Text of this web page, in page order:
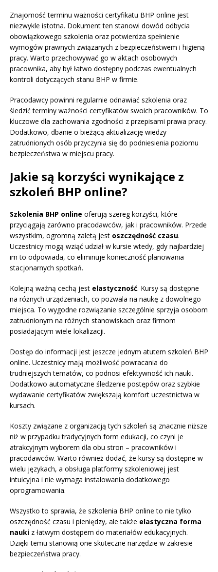
Znajomość terminu ważności certyfikatu BHP online jest
niezwykle istotna. Dokument ten stanowi dowód odbycia
obowiązkowego szkolenia oraz potwierdza spełnienie
wymogów prawnych związanych z bezpieczeństwem i higieną
pracy. Warto przechowywać go w aktach osobowych
pracownika, aby był łatwo dostępny podczas ewentualnych
kontroli dotyczących stanu BHP w firmie.
Pracodawcy powinni regularnie odnawiać szkolenia oraz
śledzić terminy ważności certyfikatów swoich pracowników. To
kluczowe dla zachowania zgodności z przepisami prawa pracy.
Dodatkowo, dbanie o bieżącą aktualizację wiedzy
zatrudnionych osób przyczynia się do podniesienia poziomu
bezpieczeństwa w miejscu pracy.
Jakie są korzyści wynikające z
szkoleń BHP online?
Szkolenia BHP online oferują szereg korzyści, które
przyciągają zarówno pracodawców, jak i pracowników. Przede
wszystkim, ogromną zaletą jest oszczędność czasu.
Uczestnicy mogą wziąć udział w kursie wtedy, gdy najbardziej
im to odpowiada, co eliminuje konieczność planowania
stacjonarnych spotkań.
Kolejną ważną cechą jest elastyczność. Kursy są dostępne
na różnych urządzeniach, co pozwala na naukę z dowolnego
miejsca. To wygodne rozwiązanie szczególnie sprzyja osobom
zatrudnionym na różnych stanowiskach oraz firmom
posiadającym wiele lokalizacji.
Dostęp do informacji jest jeszcze jednym atutem szkoleń BHP
online. Uczestnicy mają możliwość powracania do
trudniejszych tematów, co podnosi efektywność ich nauki.
Dodatkowo automatyczne śledzenie postępów oraz szybkie
wydawanie certyfikatów zwiększają komfort uczestnictwa w
kursach.
Koszty związane z organizacją tych szkoleń są znacznie niższe
niż w przypadku tradycyjnych form edukacji, co czyni je
atrakcyjnym wyborem dla obu stron – pracowników i
pracodawców. Warto również dodać, że kursy są dostępne w
wielu językach, a obsługa platformy szkoleniowej jest
intuicyjna i nie wymaga instalowania dodatkowego
oprogramowania.
Wszystko to sprawia, że szkolenia BHP online to nie tylko
oszczędność czasu i pieniędzy, ale także elastyczna forma
nauki z łatwym dostępem do materiałów edukacyjnych.
Dzięki temu stanowią one skuteczne narzędzie w zakresie
bezpieczeństwa pracy.